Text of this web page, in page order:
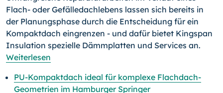
Flach- oder Gefälle­dach­lebens lassen sich bereits in
der Planungsphase durch die Ent­scheid­ung für ein
Kompaktdach eingrenzen - und dafür bietet Kingspan
Insu­la­tion spezielle Dämmplatten und Ser­vi­ces an.
Weiterlesen
PU-Kompaktdach ideal für komplexe Flachdach-
Geometrien im Hamburger Springer